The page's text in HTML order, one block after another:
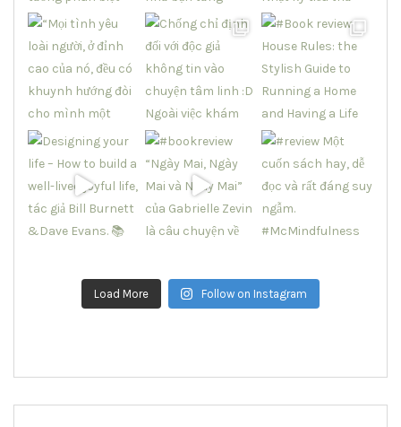
Load More Follow on Instagram